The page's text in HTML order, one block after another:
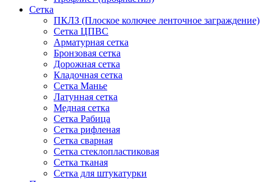
Сетка
ПКЛЗ (Плоское колючее ленточное заграждение)
Сетка ЦПВС
Арматурная сетка
Бронзовая сетка
Дорожная сетка
Кладочная сетка
Сетка Манье
Латунная сетка
Медная сетка
Сетка Рабица
Сетка рифленая
Сетка сварная
Сетка стеклопластиковая
Сетка тканая
Сетка для штукатурки